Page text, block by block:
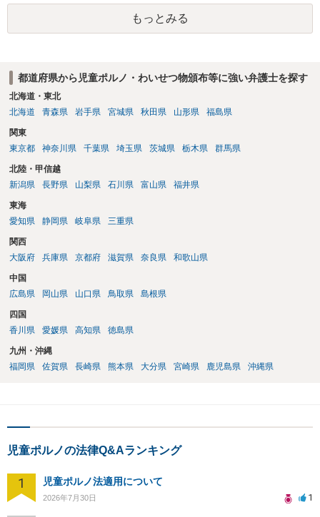
した上で 相手方の地域も知らない・年齢も知らなかったという弁
解 もう消したので持ってない という弁解を用意して、警察相談を
検討してください。
もっとみる
都道府県から児童ポルノ・わいせつ物頒布等に強い弁護士を探す
北海道・東北
北海道
青森県 岩手県 宮城県 秋田県 山形県 福島県
関東
東京都
神奈川県 千葉県 埼玉県 茨城県 栃木県 群馬県
北陸・甲信越
新潟県
長野県 山梨県 石川県 富山県 福井県
東海
愛知県
静岡県 岐阜県 三重県
関西
大阪府
兵庫県 京都府 滋賀県 奈良県 和歌山県
中国
広島県
岡山県 山口県 鳥取県 島根県
四国
香川県
愛媛県 高知県 徳島県
九州・沖縄
福岡県
佐賀県 長崎県 熊本県 大分県 宮崎県 鹿児島県 沖縄県
児童ポルノの法律Q&Aランキング
1 児童ポルノ法適用について
2026年7月30日 1